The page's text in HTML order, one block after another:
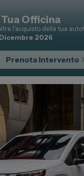
Officina
l'acquisto della tua auto!
2026
Prenota Intervento